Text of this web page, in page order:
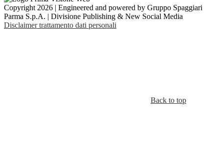
Copyright 2026 | Engineered and powered by Gruppo Spaggiari
Parma S.p.A. | Divisione Publishing & New Social Media
Disclaimer trattamento dati personali
Back to top